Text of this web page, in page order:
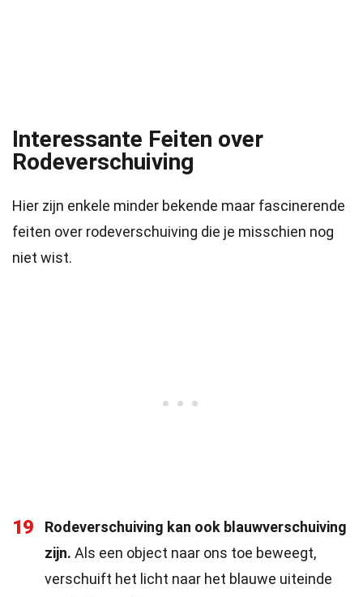
Interessante Feiten over
Rodeverschuiving
Hier zijn enkele minder bekende maar fascinerende
feiten over rodeverschuiving die je misschien nog
niet wist.
19
Rodeverschuiving kan ook blauwverschuiving
zijn. Als een object naar ons toe beweegt,
verschuift het licht naar het blauwe uiteinde